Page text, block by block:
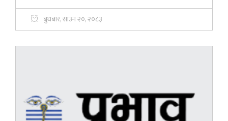
बुधबार, साउन २०, २०८३